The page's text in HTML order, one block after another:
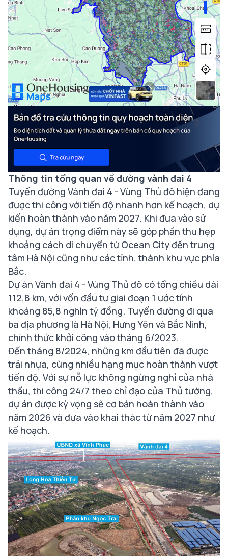
Thông tin tổng quan về đường vành đai 4
Tuyến đường Vành đai 4 - Vùng Thủ đô hiện đang
được thi công với tiến độ nhanh hơn kế hoạch, dự
kiến hoàn thành vào năm 2027. Khi đưa vào sử
dụng, dự án trọng điểm này sẽ góp phần thu hẹp
khoảng cách di chuyển từ Ocean City đến trung
tâm Hà Nội cũng như các tỉnh, thành khu vực phía
Bắc.
Dự án Vành đai 4 - Vùng Thủ đô có tổng chiều dài
112,8 km, với vốn đầu tư giai đoạn 1 ước tính
khoảng 85,8 nghìn tỷ đồng. Tuyến đường đi qua
ba địa phương là Hà Nội, Hưng Yên và Bắc Ninh,
chính thức khởi công vào tháng 6/2023.
Đến tháng 8/2024, những km đầu tiên đã được
trải nhựa, cùng nhiều hạng mục hoàn thành vượt
tiến độ. Với sự nỗ lực không ngừng nghỉ của nhà
thầu, thi công 24/7 theo chỉ đạo của Thủ tướng,
dự án được kỳ vọng sẽ cơ bản hoàn thành vào
năm 2026 và đưa vào khai thác từ năm 2027 như
kế hoạch.